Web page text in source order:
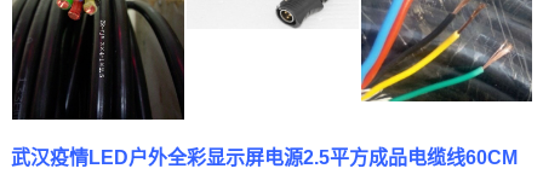
武汉疫情LED户外全彩显示屏电源2.5平方成品电缆线60CM